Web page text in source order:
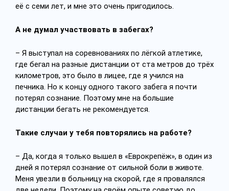
её с семи лет, и мне это очень пригодилось.
А не думал участвовать в забегах?
– Я выступал на соревнованиях по лёгкой атлетике,
где бегал на разные дистанции от ста метров до трёх
километров, это было в лицее, где я учился на
печника. Но к концу одного такого забега я почти
потерял сознание. Поэтому мне на большие
дистанции бегать не рекомендуется.
Такие случаи у тебя повторялись на работе?
– Да, когда я только вышел в «Еврокрепёж», в один из
дней я потерял сознание от сильной боли в животе.
Меня увезли в больницу на скорой, где я провалялся